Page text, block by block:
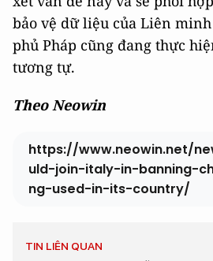
bảo vệ dữ liệu của Liên
phủ Pháp cũng đang thực
tương tự.
Theo Neowin
https://www.neowin.net/
uld-join-italy-in-banning-
ng-used-in-its-country/
TIN LIÊN QUAN